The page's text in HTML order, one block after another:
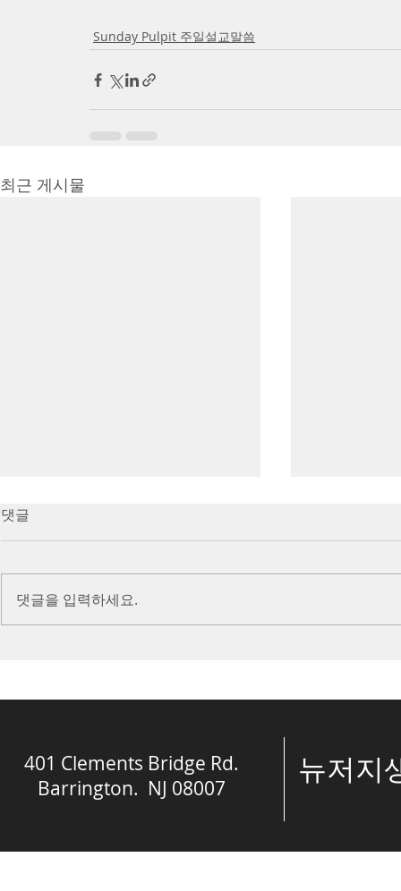
Sunday Pulpit 주일설교말씀
최근 게시물
7/16/23 Victory in Christ
(Ephesians 6:10-20)
and the kingdom of God. He
also reminds us that we are
is dealing
댓글
댓글을 입력하세요.
뉴저지
401 Clements Bridge Rd.
Barrington. NJ 08007